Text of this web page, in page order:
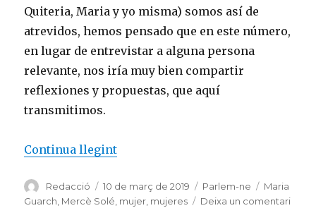
Quiteria, Maria y yo misma) somos así de
atrevidos, hemos pensado que en este número,
en lugar de entrevistar a alguna persona
relevante, nos iría muy bien compartir
reflexiones y propuestas, que aquí
transmitimos.
Continua llegint«Mujeres libres y felices»
Autor
Redacció
Publicat
el
10 de març de 2019 Categories
Parlem-ne Etiquetes
Maria
Guarch Mercè Solé mujer mujeres Deixa un comentaria